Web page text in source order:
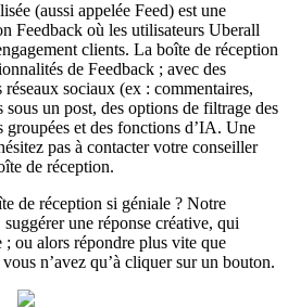
(aussi appelée Feed) est une
Feedback où les utilisateurs Uberall
clients. La boîte de réception
de Feedback ; avec des
sociaux (ex : commentaires,
un post, des options de filtrage des
groupées et des fonctions d’IA. Une
pas à contacter votre conseiller
de réception.
de réception si géniale ? Notre
une réponse créative, qui
ou alors répondre plus vite que
n’avez qu’à cliquer sur un bouton.